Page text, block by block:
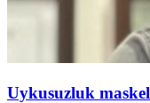
Uykusuzluk